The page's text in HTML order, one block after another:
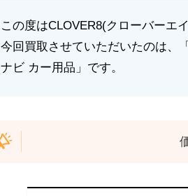
この度はCLOVER8(クローバーエ
今回買取させていただいたのは、
ナビ カー用品」です。